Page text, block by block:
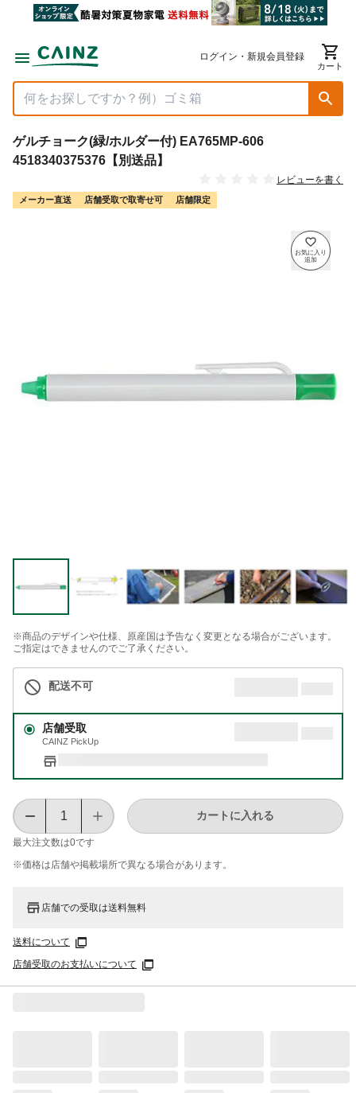
ログイン・新規会員登録
カート
ゲルチョーク(緑/ホルダー付) EA765MP-606
4518340375376【別送品】
レビューを書く
メーカー直送 店舗受取で取寄せ可 店舗限定
※商品のデザインや仕様、原産国は予告なく変更となる場合がございます。
ご指定はできませんのでご了承ください。
配送不可
店舗受取
CAINZ PickUp
最大注文数は0です
カートに入れる
※価格は​店舗や​掲載場所で​異なる​場合が​あります。
店舗での受取は送料無料
送料について
店舗受取のお支払いについて